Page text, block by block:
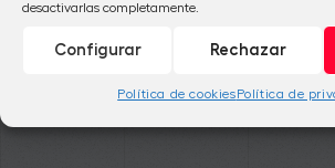
desactivarlas completamente.
Rechazar
Configurar
Política de cookiesPolítica de